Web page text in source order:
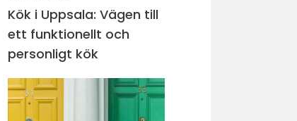
Kök i Uppsala: Vägen till
ett funktionellt och
personligt kök